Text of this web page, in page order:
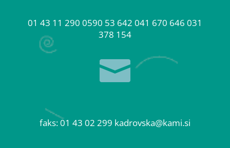
01 43 11 290 0590 53 642 041 670 646 031
378 154

faks: 01 43 02 299 kadrovska@kami.si